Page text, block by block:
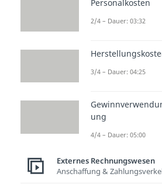
Forderung
Personalkosten
2/4 – Dauer: 03:32
3/4 – Dauer: 04:25
ung
4/4 – Dauer: 05:00
Externes Rechnungswesen
Anschaffung &